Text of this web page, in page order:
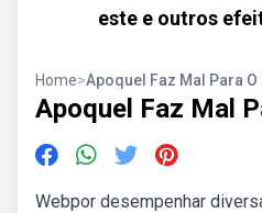
este e outros
Home>Apoquel Faz Mal Para
Apoquel Faz Mal
Webpor desempenhar